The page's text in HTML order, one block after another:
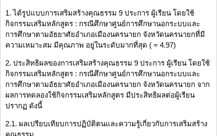
1. ได้รูปแบบการเสริมสร้างคุณธรรม 9 ประการ ผู้เรียน โดยใช้
กิจกรรมเสริมหลักสูตร : กรณีศึกษาศูนย์การศึกษานอกระบบและ
การศึกษาตามอัธยาศัยอำเภอเมืองนครนายก จังหวัดนครนายกที่มี
ความเหมาะสม มีคุณภาพ อยู่ในระดับมากที่สุด ( = 4.97)
2. ประสิทธิผลของการเสริมสร้างคุณธรรม 9 ประการ ผู้เรียน โดยใช้
กิจกรรมเสริมหลักสูตร : กรณีศึกษาศูนย์การศึกษานอกระบบและ
การศึกษาตามอัธยาศัยอำเภอเมืองนครนายก จังหวัดนครนายก จาก
ผลการทดลองใช้กิจกรรมเสริมหลักสูตร มีประสิทธิผลต่อผู้เรียน
ปรากฏ ดังนี้
2.1. ผลเปรียบเทียบการปฏิบัติตนและความรู้เกี่ยวกับการเสริมสร้าง